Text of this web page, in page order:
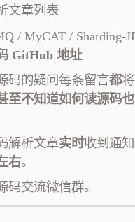
文章列表
/ MyCAT / Sharding-
GitHub 地址
码的疑问每条留言都
至不知道如何读源码
解析文章实时收到通
右。
码交流微信群。